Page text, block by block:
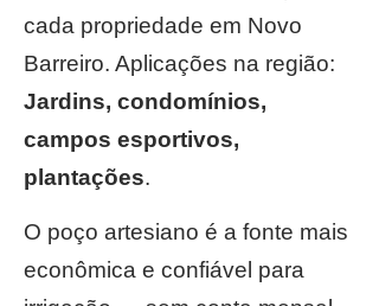
cada propriedade em Novo
Barreiro. Aplicações na região:
Jardins, condomínios,
campos esportivos,
plantações.
O poço artesiano é a fonte mais
econômica e confiável para